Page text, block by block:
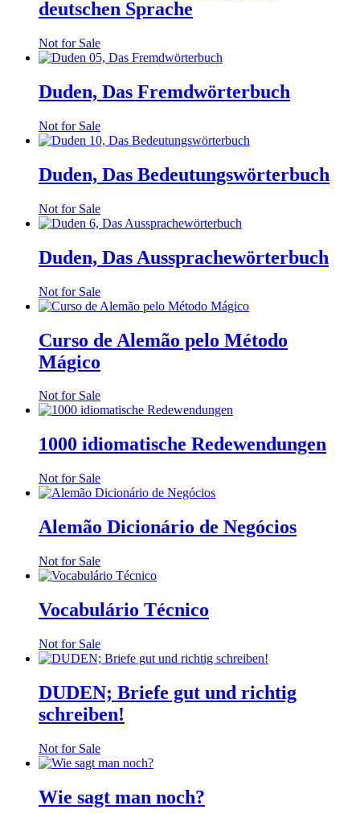
deutschen Sprache
Not for Sale
Duden, Das Fremdwörterbuch
Not for Sale
Duden, Das Bedeutungswörterbuch
Not for Sale
Duden, Das Aussprachewörterbuch
Not for Sale
Curso de Alemão pelo Método
Mágico
Not for Sale
1000 idiomatische Redewendungen
Not for Sale
Alemão Dicionário de Negócios
Not for Sale
Vocabulário Técnico
Not for Sale
DUDEN; Briefe gut und richtig
schreiben!
Not for Sale
Wie sagt man noch?